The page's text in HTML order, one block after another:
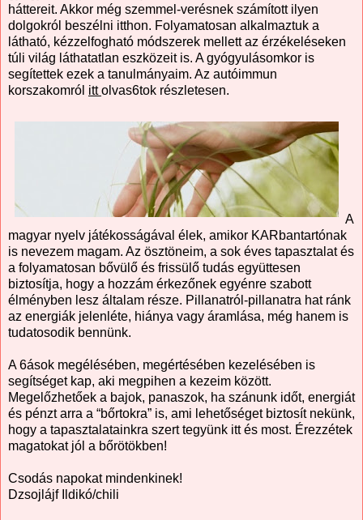
háttereit. Akkor még szemmel-verésnek számított ilyen
dolgokról beszélni itthon. Folyamatosan alkalmaztuk a
látható, kézzelfogható módszerek mellett az érzékeléseken
túli világ láthatatlan eszközeit is. A gyógyulásomkor is
segítettek ezek a tanulmányaim. Az autóimmun
korszakomról ittolvas6tok részletesen.
A
magyar nyelv játékosságával élek, amikor KARbantartónak
is nevezem magam. Az ösztöneim, a sok éves tapasztalat és
a folyamatosan bővülő és frissülő tudás együttesen
biztosítja, hogy a hozzám érkezőnek egyénre szabott
élményben lesz általam része. Pillanatról-pillanatra hat ránk
az energiák jelenléte, hiánya vagy áramlása, még hanem is
tudatosodik bennünk.
A 6ások megélésében, megértésében kezelésében is
segítséget kap, aki megpihen a kezeim között.
Megelőzhetőek a bajok, panaszok, ha szánunk időt, energiát
és pénzt arra a “bőrtokra” is, ami lehetőséget biztosít nekünk,
hogy a tapasztalatainkra szert tegyünk itt és most. Érezzétek
magatokat jól a bőrötökben!
Csodás napokat mindenkinek!
Dzsojlájf Ildikó/chili